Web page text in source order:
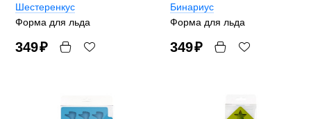
Шестеренкус
Форма для льда
349₽
Бинариус
Форма для льда
349₽